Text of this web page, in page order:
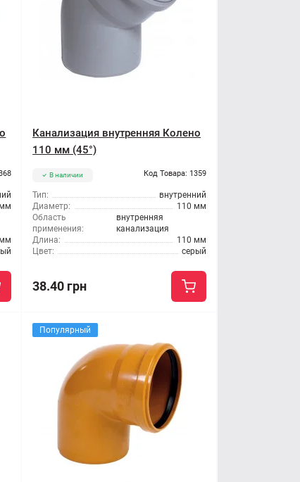
Канализация внутренняя Колено
110 мм (45°)
В наличии Код Товара: 1359
Тип:
внутренний
Диаметр:
110 мм
Область
применения:
внутренняя
канализация
Длина:
110 мм
Цвет:
серый
38.40 грн
Популярный